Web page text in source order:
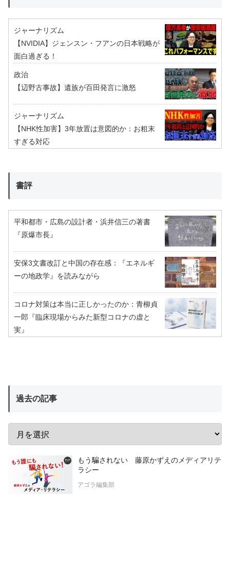
ジャーナリズム
【NVIDIA】ジェンスン・フアンの日本戦略が
面白過ぎる！
政治
【辺野古事故】遺族が百田発言に激怒
ジャーナリズム
【NHK性加害】3年放置は意図的か：お粗末
すぎる対応
書評
平和都市・広島の設計者・浜井信三の著書
『原爆市長』
安保3文書改訂と中国の存在感：『エネルギ
ーの地政学』を読みながら
コロナ対策は本当に正しかったのか：青柳貞
一郎『臨床現場からみた新型コロナの虚と
実』
過去の記事
もう騙されない 藤原かずえのメディアリテ
ラシー
アゴラ編集部